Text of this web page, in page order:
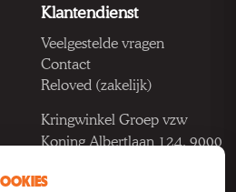
Klantendienst
Veelgestelde vragen
Contact
Reloved (zakelijk)
Kringwinkel Groep vzw
Koning Albertlaan 124, 9000
BTW BE 1033.922.208